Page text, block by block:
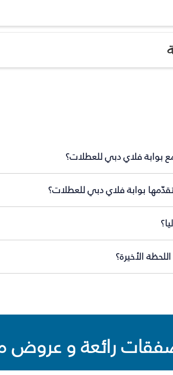
بوابة فلاي دبي للعطلات؟
بوابة فلاي دبي للعطلات؟
الأخيرة؟
رائعة و عروض